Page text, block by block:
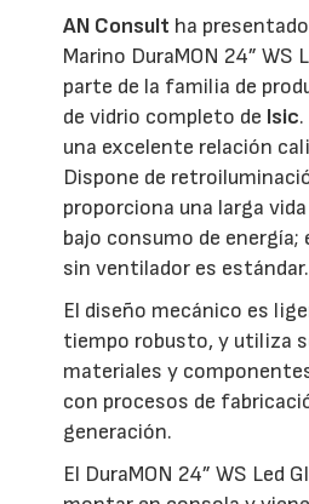
AN Consult ha
Marino DuraMON 24” WS
parte de la familia de
de vidrio completo de Isic
una excelente relación
Dispone de
proporciona una larga
bajo consumo de
sin ventilador es estándar.
El diseño mecánico es
tiempo robusto, y utiliza
materiales y
con procesos de
generación.
El DuraMON 24” WS Led